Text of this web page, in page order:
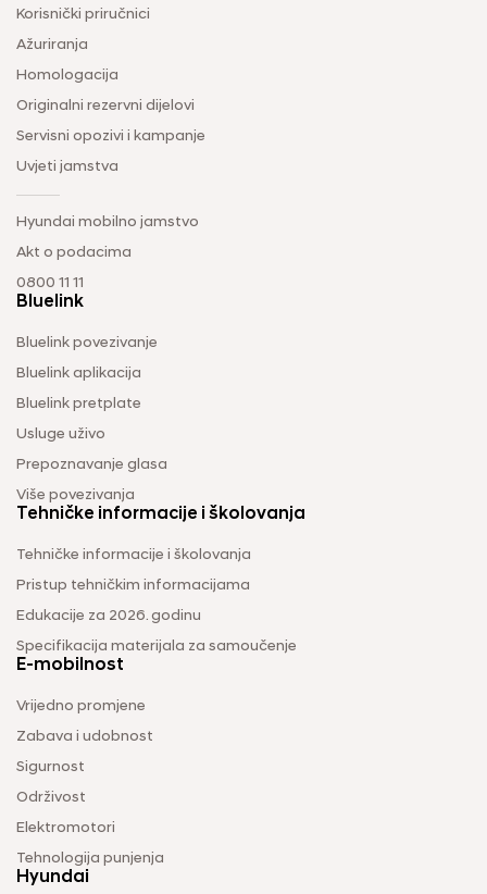
Korisnički priručnici
Ažuriranja
Homologacija
Originalni rezervni dijelovi
Servisni opozivi i kampanje
Uvjeti jamstva
Hyundai mobilno jamstvo
Akt o podacima
0800 11 11
Bluelink
Bluelink povezivanje
Bluelink aplikacija
Bluelink pretplate
Usluge uživo
Prepoznavanje glasa
Više povezivanja
Tehničke informacije i školovanja
Tehničke informacije i školovanja
Pristup tehničkim informacijama
Edukacije za 2026. godinu
Specifikacija materijala za samoučenje
E-mobilnost
Vrijedno promjene
Zabava i udobnost
Sigurnost
Održivost
Elektromotori
Tehnologija punjenja
Hyundai